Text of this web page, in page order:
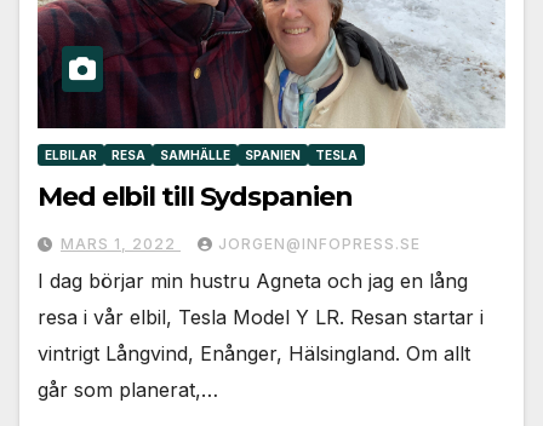
ELBILAR RESA SAMHÄLLE SPANIEN TESLA
Med elbil till Sydspanien
MARS 1, 2022 JORGEN@INFOPRESS.SE
I dag börjar min hustru Agneta och jag en lång
resa i vår elbil, Tesla Model Y LR. Resan startar i
vintrigt Långvind, Enånger, Hälsingland. Om allt
går som planerat,…